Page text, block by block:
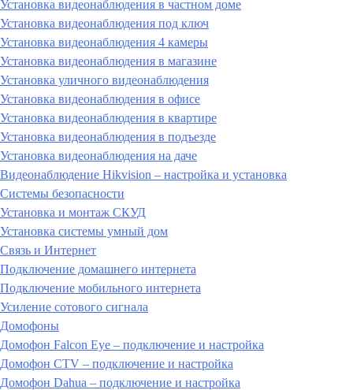
Установка видеонаблюдения в частном доме
Установка видеонаблюдения под ключ
Установка видеонаблюдения 4 камеры
Установка видеонаблюдения в магазине
Установка уличного видеонаблюдения
Установка видеонаблюдения в офисе
Установка видеонаблюдения в квартире
Установка видеонаблюдения в подъезде
Установка видеонаблюдения на даче
Видеонаблюдение Hikvision – настройка и установка
Системы безопасности
Установка и монтаж СКУД
Установка системы умный дом
Связь и Интернет
Подключение домашнего интернета
Подключение мобильного интернета
Усиление сотового сигнала
Домофоны
Домофон Falcon Eye – подключение и настройка
Домофон CTV – подключение и настройка
Домофон Dahua – подключение и настройка